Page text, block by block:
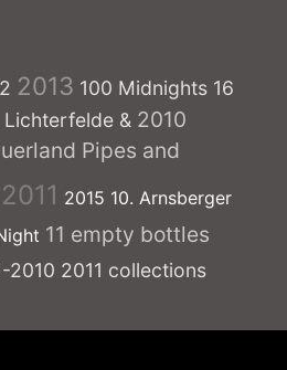
2013 100 Midnights 16
Lichterfelde & 2010
Pipes and
2011 2015 10. Arnsberger
11 empty bottles
2010 2011 collections